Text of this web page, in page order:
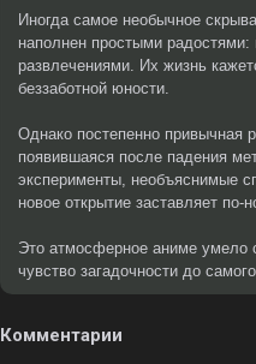
Иногда самое необычное
наполнен простыми
развлечениями. Их жизнь
беззаботной юности.
Однако постепенно привычная
появившаяся после падения
эксперименты, необъяснимые
новое открытие заставляет
Это атмосферное аниме умело
чувство загадочности до
Комментарии